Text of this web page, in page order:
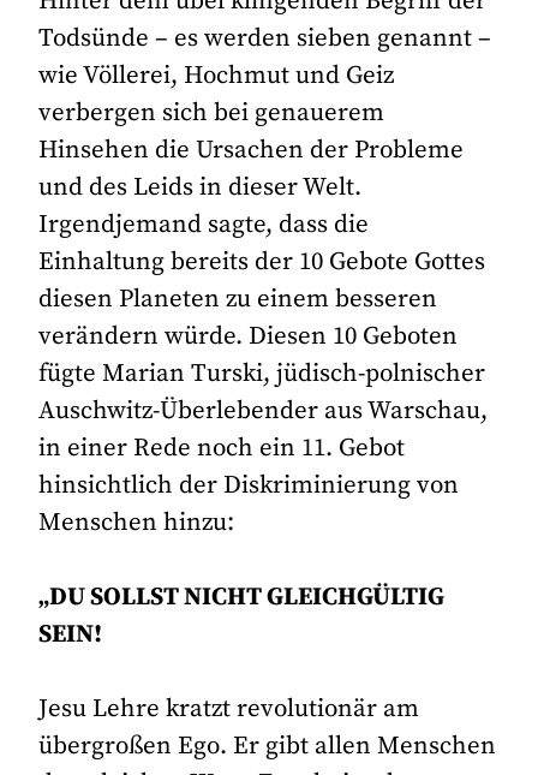
Todsünde – es werden sieben genannt –
wie Völlerei, Hochmut und Geiz
verbergen sich bei genauerem
Hinsehen die Ursachen der Probleme
und des Leids in dieser Welt.
Irgendjemand sagte, dass die
Einhaltung bereits der 10 Gebote Gottes
diesen Planeten zu einem besseren
verändern würde. Diesen 10 Geboten
fügte Marian Turski, jüdisch-polnischer
Auschwitz-Überlebender aus Warschau,
in einer Rede noch ein 11. Gebot
hinsichtlich der Diskriminierung von
Menschen hinzu:
„DU SOLLST NICHT GLEICHGÜLTIG
SEIN!
Jesu Lehre kratzt revolutionär am
übergroßen Ego. Er gibt allen Menschen